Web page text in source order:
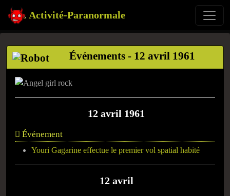
Activité-Paranormale
Événements - 12 avril 1961
12 avril 1961
Événement
Youri Gagarine effectue le premier vol spatial habité
12 avril